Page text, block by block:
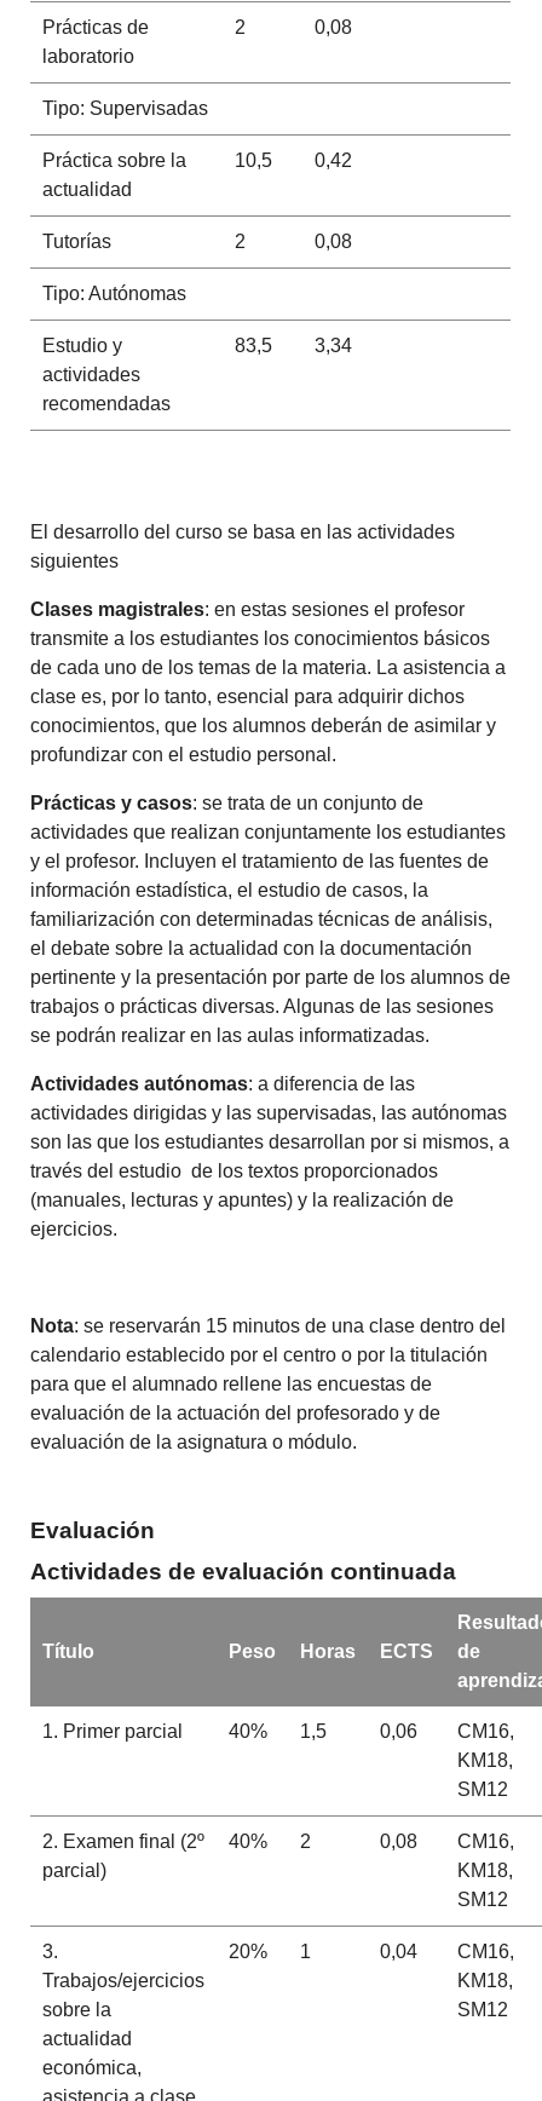
Prácticas de
laboratorio
2 0,08
Tipo: Supervisadas
Práctica sobre la
actualidad
10,5 0,42
Tutorías 2 0,08
Tipo: Autónomas
Estudio y
actividades
recomendadas
83,5 3,34
El desarrollo del curso se basa en las actividades
siguientes
Clases magistrales: en estas sesiones el profesor
transmite a los estudiantes los conocimientos básicos
de cada uno de los temas de la materia. La asistencia a
clase es, por lo tanto, esencial para adquirir dichos
conocimientos, que los alumnos deberán de asimilar y
profundizar con el estudio personal.
Prácticas y casos: se trata de un conjunto de
actividades que realizan conjuntamente los estudiantes
y el profesor. Incluyen el tratamiento de las fuentes de
información estadística, el estudio de casos, la
familiarización con determinadas técnicas de análisis,
el debate sobre la actualidad con la documentación
pertinente y la presentación por parte de los alumnos de
trabajos o prácticas diversas. Algunas de las sesiones
se podrán realizar en las aulas informatizadas.
Actividades autónomas: a diferencia de las
actividades dirigidas y las supervisadas, las autónomas
son las que los estudiantes desarrollan por si mismos, a
través del estudio de los textos proporcionados
(manuales, lecturas y apuntes) y la realización de
ejercicios.
Nota: se reservarán 15 minutos de una clase dentro del
calendario establecido por el centro o por la titulación
para que el alumnado rellene las encuestas de
evaluación de la actuación del profesorado y de
evaluación de la asignatura o módulo.
Evaluación
Actividades de evaluación continuada
Título Peso Horas ECTS
de
1. Primer parcial 40% 1,5 0,06
CM16,
KM18,
SM12
2. Examen final (2º
parcial)
40% 2 0,08
CM16,
KM18,
SM12
3.
Trabajos/ejercicios
sobre la
actualidad
económica,
20% 1 0,04
CM16,
KM18,
SM12